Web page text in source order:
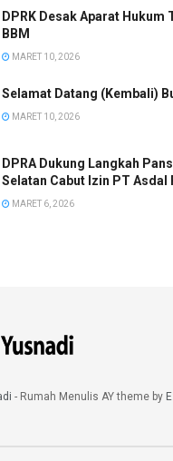
DPRK Desak Aparat Hukum
BBM
MARET 10, 2026
Selamat Datang (Kembali)
MARET 10, 2026
DPRA Dukung Langkah
Selatan Cabut Izin PT
MARET 6, 2026
- Rumah Menulis AY theme by